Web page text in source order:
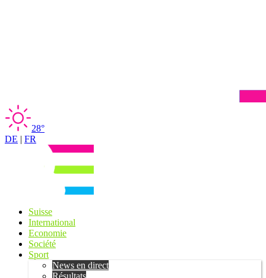
28°
DE | FR
Suisse
International
Economie
Société
Sport
News en direct
Résultats